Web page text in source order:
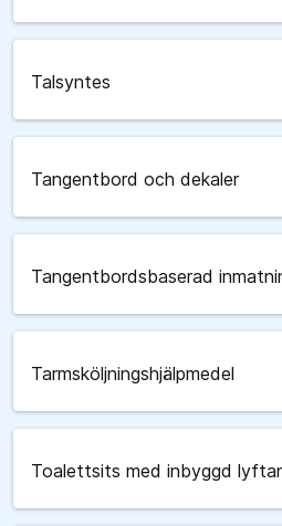
Talsyntes
Tangentbord och dekaler
Tangentbordsbaserad
Tarmsköljningshjälpmedel
Toalettsits med inbyggd